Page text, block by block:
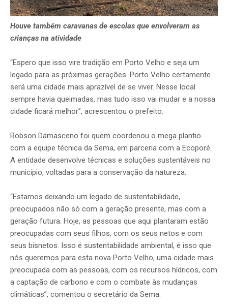
Houve também caravanas de escolas que envolveram as
crianças na atividade
“Espero que isso vire tradição em Porto Velho e seja um
legado para as próximas gerações. Porto Velho certamente
será uma cidade mais aprazível de se viver. Nesse local
sempre havia queimadas, mas tudo isso vai mudar e a nossa
cidade ficará melhor”, acrescentou o prefeito.
Robson Damasceno foi quem coordenou o mega plantio
com a equipe técnica da Sema, em parceria com a Ecoporé.
A entidade desenvolve técnicas e soluções sustentáveis no
município, voltadas para a conservação da natureza.
“Estamos deixando um legado de sustentabilidade,
preocupados não só com a geração presente, mas com a
geração futura. Hoje, as pessoas que aqui plantaram estão
preocupadas com seus filhos, com os seus netos e com
seus bisnetos. Isso é sustentabilidade ambiental, é isso que
nós queremos para esta nova Porto Velho, uma cidade mais
preocupada com as pessoas, com os recursos hídricos, com
a captação de carbono e com o combate às mudanças
climáticas”, comentou o secretário da Sema.